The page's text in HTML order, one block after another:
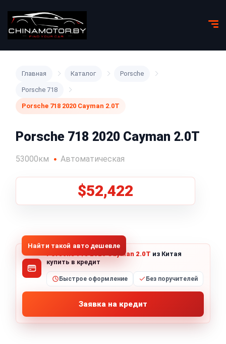
Главная Каталог Porsche
Porsche 718
Porsche 718 2020 Cayman 2.0T
Porsche 718 2020 Cayman 2.0T
53000км Автоматическая
$52,422
Найти такой авто дешевле
Porsche 718 2020 Cayman 2.0T из Китая
купить в кредит
Быстрое оформление Без поручителей
Заявка на кредит